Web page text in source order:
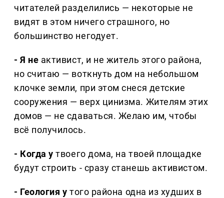
читателей разделились — некоторые не
видят в этом ничего страшного, но
большинство негодует.
- Я не активист, и не житель этого района,
но считаю — воткнуть дом на небольшом
клочке земли, при этом снеся детские
сооружения — верх цинизма. Жителям этих
домов — не сдаваться. Желаю им, чтобы
всё получилось.
- Когда утвоего дома, на твоей площадке
будут строить - сразу станешь активистом.
- Геология у того района одна из худших в